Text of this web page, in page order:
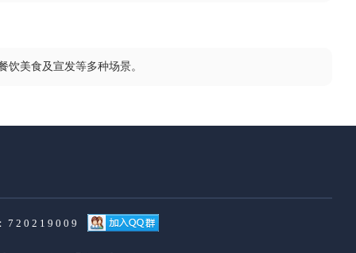
饮美食及宣发等多种场景。
720219009